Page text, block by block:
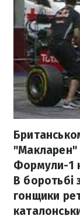
"Макларен"
Формули-1
В боротьбі
гонщики